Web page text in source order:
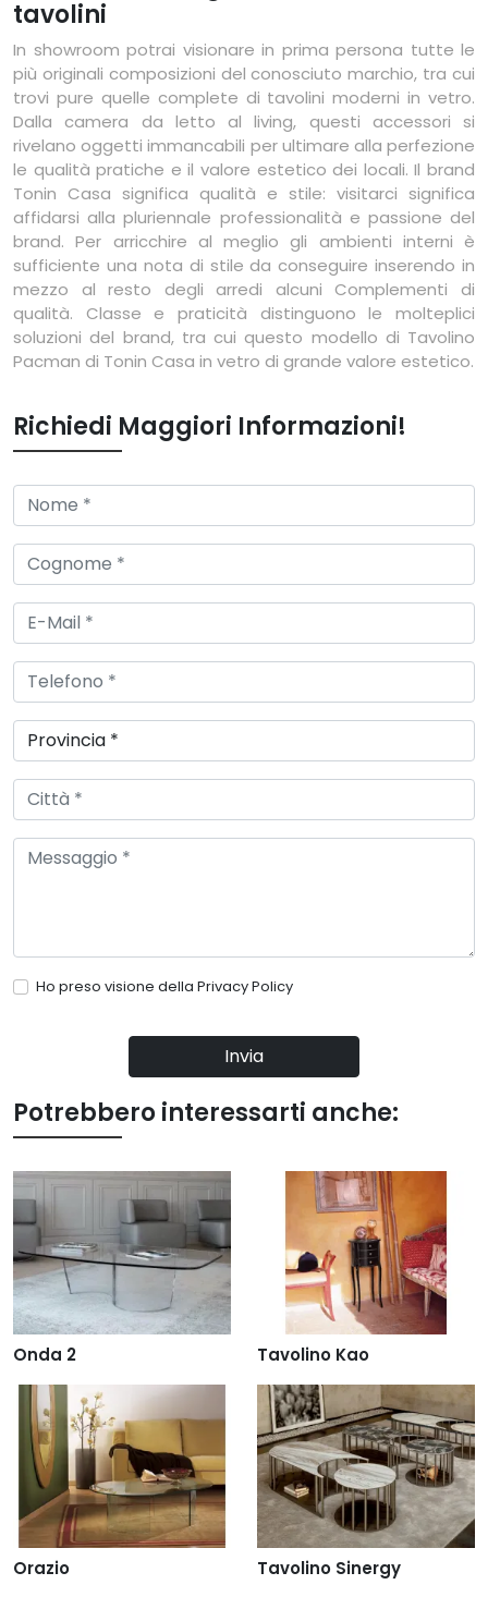
tavolini
In showroom potrai visionare in prima persona tutte le
più originali composizioni del conosciuto marchio, tra cui
trovi pure quelle complete di tavolini moderni in vetro.
Dalla camera da letto al living, questi accessori si
rivelano oggetti immancabili per ultimare alla perfezione
le qualità pratiche e il valore estetico dei locali. Il brand
Tonin Casa significa qualità e stile: visitarci significa
affidarsi alla pluriennale professionalità e passione del
brand. Per arricchire al meglio gli ambienti interni è
sufficiente una nota di stile da conseguire inserendo in
mezzo al resto degli arredi alcuni Complementi di
qualità. Classe e praticità distinguono le molteplici
soluzioni del brand, tra cui questo modello di Tavolino
Pacman di Tonin Casa in vetro di grande valore estetico.
Richiedi Maggiori Informazioni!
Ho preso visione della Privacy Policy
Invia
Potrebbero interessarti anche:
Onda 2 Tavolino Kao
Orazio Tavolino Sinergy